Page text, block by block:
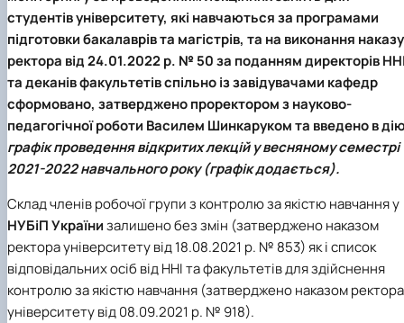
студентів університету, які навчаються за програмами
підготовки бакалаврів та магістрів, та на виконання наказу
ректора від24.01.2022 р. № 50за поданням директорів
та деканів факультетів спільно із завідувачами кафедр
сформовано, затверджено проректором з науково-
педагогічної роботи Василем Шинкарукомта введено в
графік проведення відкритих лекційу весняному семестрі
2021-2022 навчального року (графік додається).
Склад членів робочої групи з контролю за якістю навчання у
НУБіП Українизалишено без змін (затверджено наказом
ректора університету від 18.08.2021 р. № 853) як і список
відповідальних осіб від ННІ та факультетів для здійснення
контролю за якістю навчання (затверджено наказом ректора
університету від 08.09.2021 р. № 918).